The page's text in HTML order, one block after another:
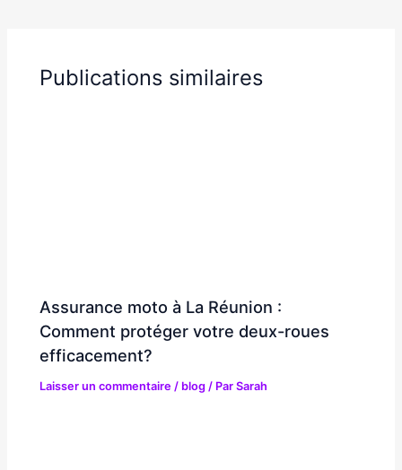
Publications similaires
Assurance moto à La Réunion :
Comment protéger votre deux-roues
efficacement?
Laisser un commentaire / blog / ParSarah